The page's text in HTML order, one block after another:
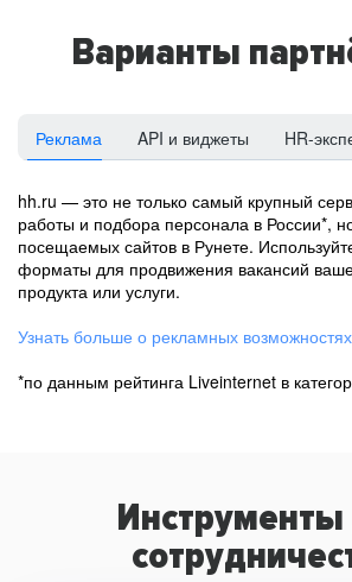
Варианты
Реклама API и виджеты HR-
hh.ru — это не только самый крупный
работы и подбора персонала в России*,
посещаемых сайтов в Рунете.
форматы для продвижения вакансий
продукта или услуги.
Узнать больше о рекламных
*по данным рейтинга Liveinternet в